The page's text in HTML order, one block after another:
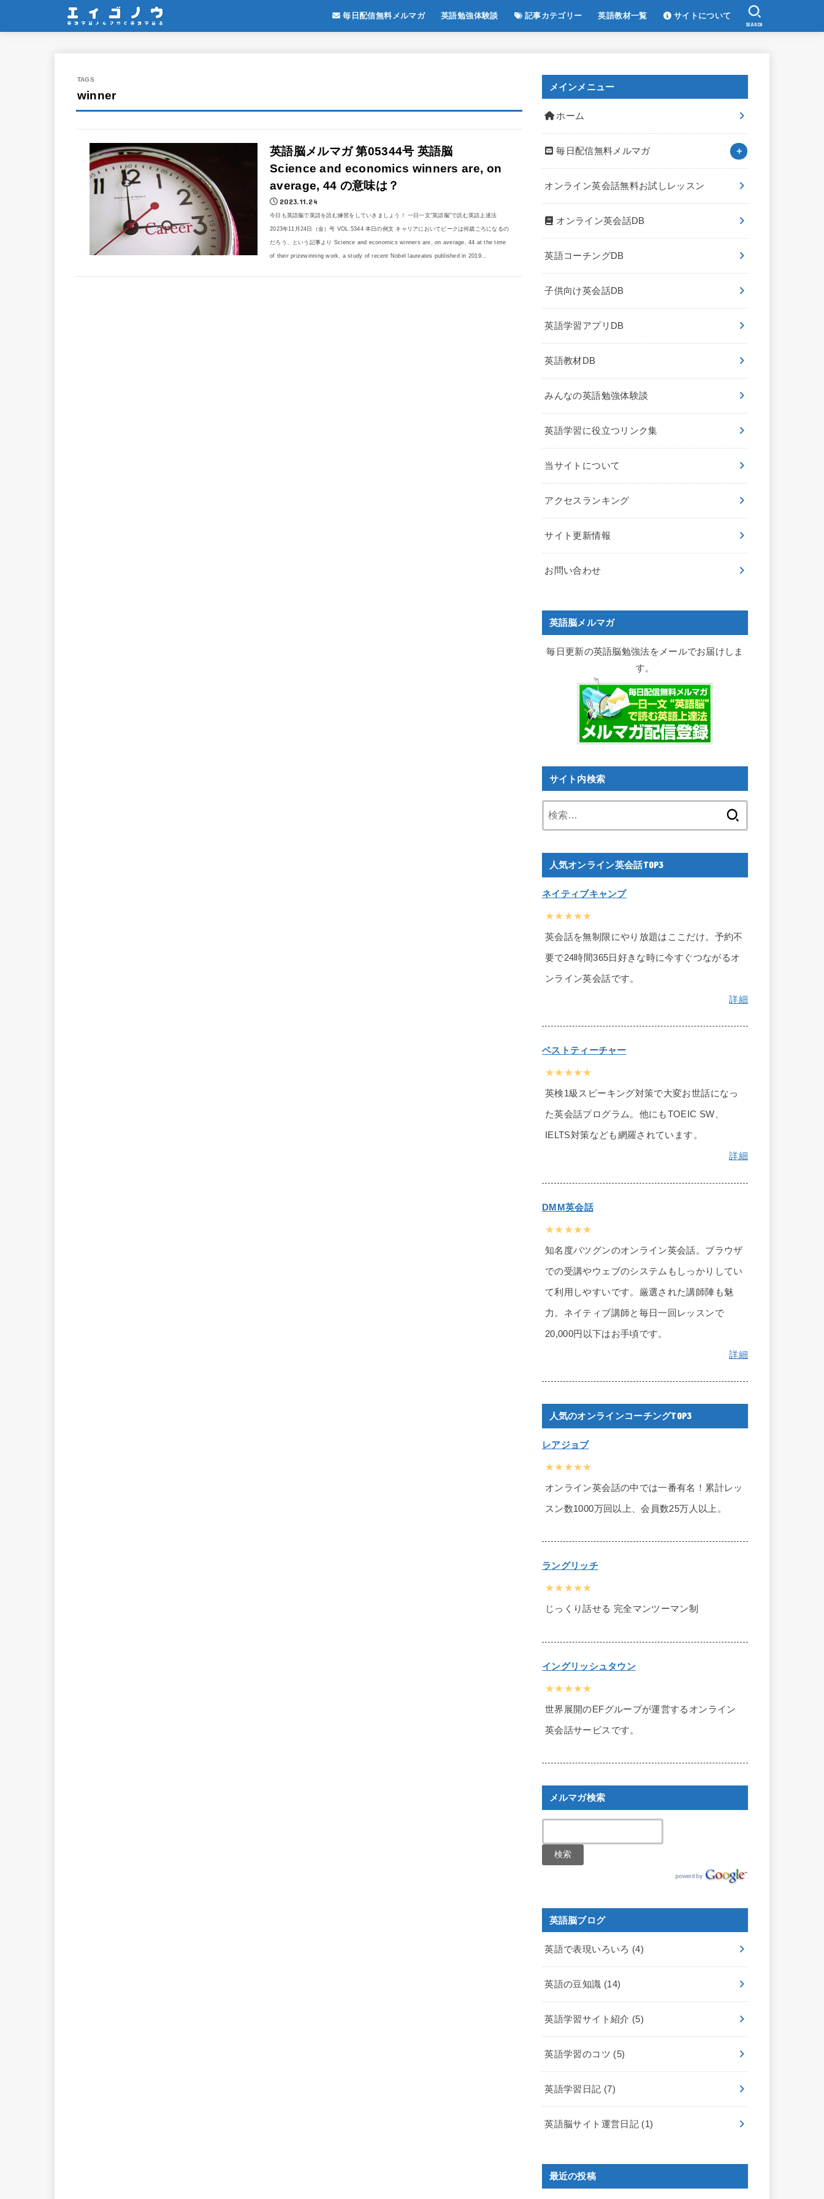
毎日配信無料メルマガ 英語勉強体験談 記事カテゴリー 英語教材一覧 サイトについて
SEARCH
winner
英語脳メルマガ 第05344号 英語脳
Science and economics winners are, on
average, 44 の意味は？
2023.11.24
今日も英語脳で英語を読む練習をしていきましょう！ 一日一文“英語脳”で読む英語上達法
2023年11月24日（金）号 VOL.5344 本日の例文 キャリアにおいてピークは何歳ごろになるの
だろう、という記事より Science and economics winners are, on average, 44 at the time
of their prizewinning work, a study of recent Nobel laureates published in 2019...
メインメニュー
ホーム
毎日配信無料メルマガ
オンライン英会話無料お試しレッスン
オンライン英会話DB
英語コーチングDB
子供向け英会話DB
英語学習アプリDB
英語教材DB
みんなの英語勉強体験談
英語学習に役立つリンク集
当サイトについて
アクセスランキング
サイト更新情報
お問い合わせ
英語脳メルマガ
毎日更新の英語脳勉強法をメールでお届けしま
す。
サイト内検索
人気オンライン英会話TOP3
ネイティブキャンプ
★★★★★
英会話を無制限にやり放題はここだけ。予約不
要で24時間365日好きな時に今すぐつながるオ
ンライン英会話です。
詳細
ベストティーチャー
★★★★★
英検1級スピーキング対策で大変お世話になっ
た英会話プログラム。他にもTOEIC SW、
IELTS対策なども網羅されています。
詳細
DMM英会話
★★★★★
知名度バツグンのオンライン英会話。ブラウザ
での受講やウェブのシステムもしっかりしてい
て利用しやすいです。厳選された講師陣も魅
力。ネイティブ講師と毎日一回レッスンで
20,000円以下はお手頃です。
詳細
人気のオンラインコーチングTOP3
レアジョブ
★★★★★
オンライン英会話の中では一番有名！累計レッ
スン数1000万回以上、会員数25万人以上。
ラングリッチ
★★★★★
じっくり話せる 完全マンツーマン制
イングリッシュタウン
★★★★★
世界展開のEFグループが運営するオンライン
英会話サービスです。
メルマガ検索
英語脳ブログ
英語で表現いろいろ (4)
英語の豆知識 (14)
英語学習サイト紹介 (5)
英語学習のコツ (5)
英語学習日記 (7)
英語脳サイト運営日記 (1)
最近の投稿